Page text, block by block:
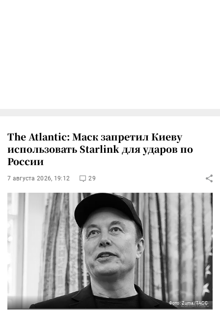
The Atlantic: Маск запретил Киеву
использовать Starlink для ударов по
России
7 августа 2026, 19:12 29
Фото: Zuma/ТАСС